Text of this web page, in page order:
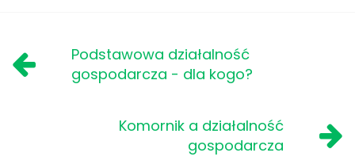
Podstawowa działalność
gospodarcza - dla kogo?
Komornik a działalność
gospodarcza